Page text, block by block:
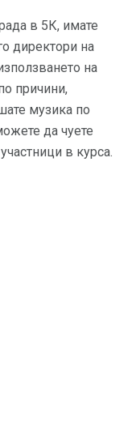
в 5К, имате
директори на
на
причини,
музика по
да чуете
в курса.